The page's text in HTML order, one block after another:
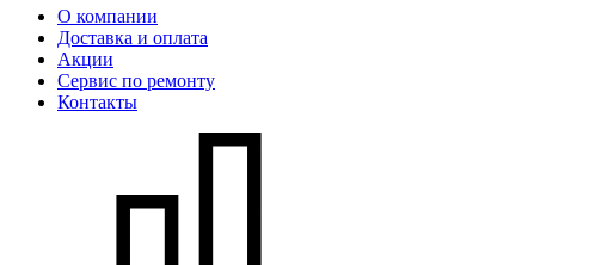
О компании
Доставка и оплата
Акции
Сервис по ремонту
Контакты